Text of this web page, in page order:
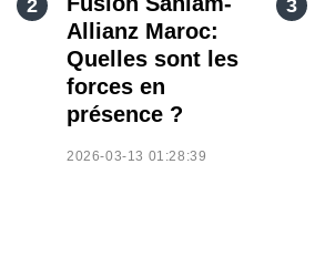
Allianz Maroc:
Quelles sont les
forces en
présence ?
2026-03-13 01:28:39